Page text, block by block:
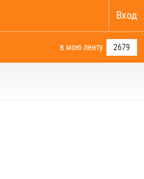
Вход
в мою ленту 2679